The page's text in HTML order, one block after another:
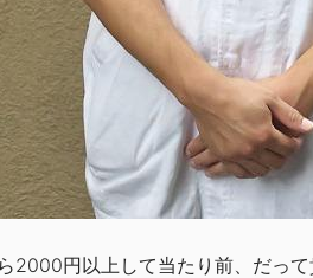
2000円以上して当たり前、だっ